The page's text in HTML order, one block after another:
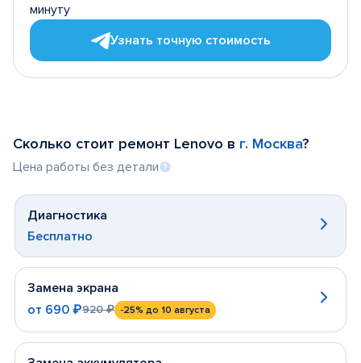
минуту
Узнать точную стоимость
Сколько стоит ремонт Lenovo в г. Москва?
Цена работы без детали
Диагностика
Бесплатно
Замена экрана
от 690 ₽920 ₽ -25% до 10 августа